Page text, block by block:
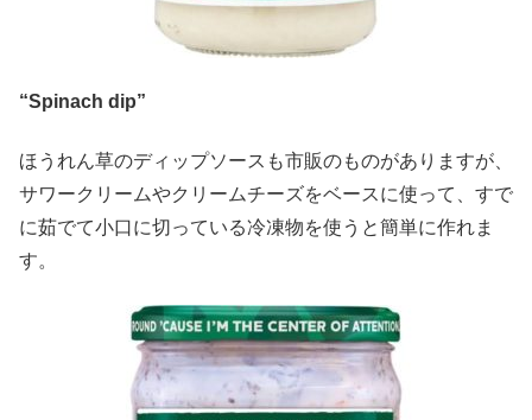
“Spinach dip”
ほうれん草のディップソースも市販のものがありますが、
サワークリームやクリームチーズをベースに使って、すで
に茹でて小口に切っている冷凍物を使うと簡単に作れま
す。